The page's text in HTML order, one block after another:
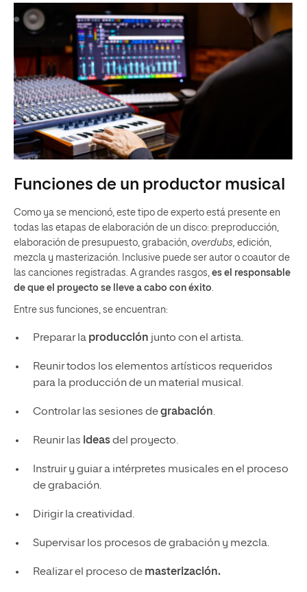
Funciones de un productor musical
Como ya se mencionó, este tipo de experto está presente en
todas las etapas de elaboración de un disco: preproducción,
elaboración de presupuesto, grabación, overdubs, edición,
mezcla y masterización. Inclusive puede ser autor o coautor de
las canciones registradas. A grandes rasgos, es el responsable
de que el proyecto se lleve a cabo con éxito.
Entre sus funciones, se encuentran:
Preparar la producción junto con el artista.
Reunir todos los elementos artísticos requeridos
para la producción de un material musical.
Controlar las sesiones degrabación.
Reunir las ideasdel proyecto.
Instruir y guiar a intérpretes musicales en el proceso
de grabación.
Dirigir la creatividad.
Supervisar los procesos de grabación y mezcla.
Realizar el proceso de masterización.